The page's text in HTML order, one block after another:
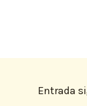
Entrada